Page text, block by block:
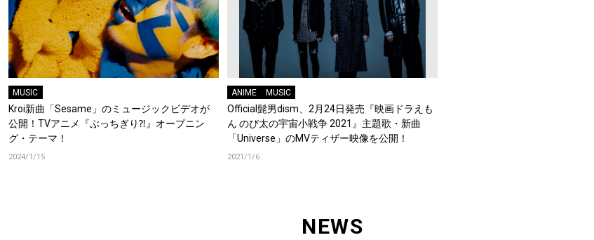
MUSIC
Kroi新曲「Sesame」のミュージックビデオが
公開！TVアニメ『ぶっちぎり⁈』オープニン
グ・テーマ！
2024/1/15
ANIME MUSIC
Official髭男dism、2月24日発売『映画ドラえも
ん のび太の宇宙小戦争 2021』主題歌・新曲
「Universe」のMVティザー映像を公開！
2021/1/6
NEWS